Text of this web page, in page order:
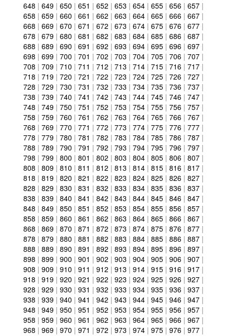
648 | 649 | 650 | 651 | 652 | 653 | 654 | 655 | 656 | 657 |
658 | 659 | 660 | 661 | 662 | 663 | 664 | 665 | 666 | 667 |
668 | 669 | 670 | 671 | 672 | 673 | 674 | 675 | 676 | 677 |
678 | 679 | 680 | 681 | 682 | 683 | 684 | 685 | 686 | 687 |
688 | 689 | 690 | 691 | 692 | 693 | 694 | 695 | 696 | 697 |
698 | 699 | 700 | 701 | 702 | 703 | 704 | 705 | 706 | 707 |
708 | 709 | 710 | 711 | 712 | 713 | 714 | 715 | 716 | 717 |
718 | 719 | 720 | 721 | 722 | 723 | 724 | 725 | 726 | 727 |
728 | 729 | 730 | 731 | 732 | 733 | 734 | 735 | 736 | 737 |
738 | 739 | 740 | 741 | 742 | 743 | 744 | 745 | 746 | 747 |
748 | 749 | 750 | 751 | 752 | 753 | 754 | 755 | 756 | 757 |
758 | 759 | 760 | 761 | 762 | 763 | 764 | 765 | 766 | 767 |
768 | 769 | 770 | 771 | 772 | 773 | 774 | 775 | 776 | 777 |
778 | 779 | 780 | 781 | 782 | 783 | 784 | 785 | 786 | 787 |
788 | 789 | 790 | 791 | 792 | 793 | 794 | 795 | 796 | 797 |
798 | 799 | 800 | 801 | 802 | 803 | 804 | 805 | 806 | 807 |
808 | 809 | 810 | 811 | 812 | 813 | 814 | 815 | 816 | 817 |
818 | 819 | 820 | 821 | 822 | 823 | 824 | 825 | 826 | 827 |
828 | 829 | 830 | 831 | 832 | 833 | 834 | 835 | 836 | 837 |
838 | 839 | 840 | 841 | 842 | 843 | 844 | 845 | 846 | 847 |
848 | 849 | 850 | 851 | 852 | 853 | 854 | 855 | 856 | 857 |
858 | 859 | 860 | 861 | 862 | 863 | 864 | 865 | 866 | 867 |
868 | 869 | 870 | 871 | 872 | 873 | 874 | 875 | 876 | 877 |
878 | 879 | 880 | 881 | 882 | 883 | 884 | 885 | 886 | 887 |
888 | 889 | 890 | 891 | 892 | 893 | 894 | 895 | 896 | 897 |
898 | 899 | 900 | 901 | 902 | 903 | 904 | 905 | 906 | 907 |
908 | 909 | 910 | 911 | 912 | 913 | 914 | 915 | 916 | 917 |
918 | 919 | 920 | 921 | 922 | 923 | 924 | 925 | 926 | 927 |
928 | 929 | 930 | 931 | 932 | 933 | 934 | 935 | 936 | 937 |
938 | 939 | 940 | 941 | 942 | 943 | 944 | 945 | 946 | 947 |
948 | 949 | 950 | 951 | 952 | 953 | 954 | 955 | 956 | 957 |
958 | 959 | 960 | 961 | 962 | 963 | 964 | 965 | 966 | 967 |
968 | 969 | 970 | 971 | 972 | 973 | 974 | 975 | 976 | 977 |